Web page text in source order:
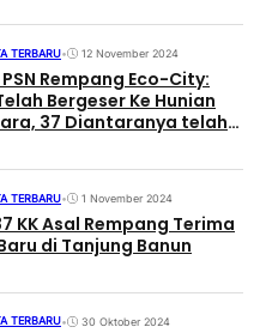
TERBARU• 12 November 2024
Rempang Eco-City:
Bergeser Ke Hunian
37 Diantaranya telah
TERBARU• 1 November 2024
KK Asal Rempang Terima
di Tanjung Banun
TERBARU• 30 Oktober 2024